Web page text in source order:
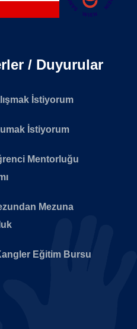
/ Duyurular
İstiyorum
İstiyorum
Mentorluğu
Mezuna
Eğitim Bursu